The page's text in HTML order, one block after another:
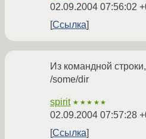
02.09.2004 07:56:02
Ссылка
Из командной
/some/dir
spirit ★★★★★
02.09.2004 07:57:28
Ссылка